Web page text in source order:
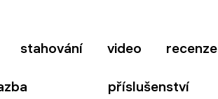
stahování video recenze
příslušenství